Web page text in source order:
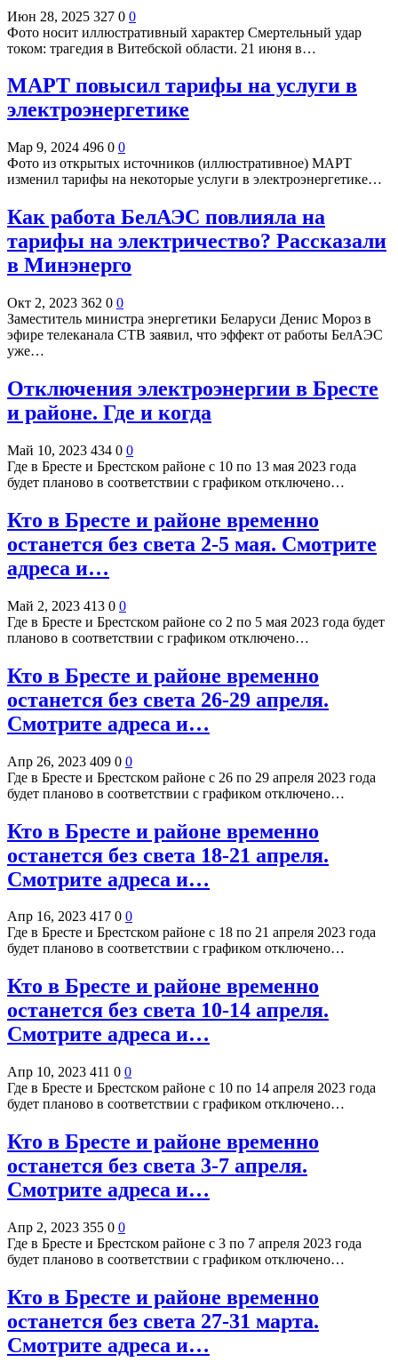
Июн 28, 2025 327 0 0
Фото носит иллюстративный характер Смертельный удар
током: трагедия в Витебской области. 21 июня в…
МАРТ повысил тарифы на услуги в
электроэнергетике
Мар 9, 2024 496 0 0
Фото из открытых источников (иллюстративное) МАРТ
изменил тарифы на некоторые услуги в электроэнергетике…
Как работа БелАЭС повлияла на
тарифы на электричество? Рассказали
в Минэнерго
Окт 2, 2023 362 0 0
Заместитель министра энергетики Беларуси Денис Мороз в
эфире телеканала СТВ заявил, что эффект от работы БелАЭС
уже…
Отключения электроэнергии в Бресте
и районе. Где и когда
Май 10, 2023 434 0 0
Где в Бресте и Брестском районе с 10 по 13 мая 2023 года
будет планово в соответствии с графиком отключено…
Кто в Бресте и районе временно
останется без света 2-5 мая. Смотрите
адреса и…
Май 2, 2023 413 0 0
Где в Бресте и Брестском районе со 2 по 5 мая 2023 года будет
планово в соответствии с графиком отключено…
Кто в Бресте и районе временно
останется без света 26-29 апреля.
Смотрите адреса и…
Апр 26, 2023 409 0 0
Где в Бресте и Брестском районе с 26 по 29 апреля 2023 года
будет планово в соответствии с графиком отключено…
Кто в Бресте и районе временно
останется без света 18-21 апреля.
Смотрите адреса и…
Апр 16, 2023 417 0 0
Где в Бресте и Брестском районе с 18 по 21 апреля 2023 года
будет планово в соответствии с графиком отключено…
Кто в Бресте и районе временно
останется без света 10-14 апреля.
Смотрите адреса и…
Апр 10, 2023 411 0 0
Где в Бресте и Брестском районе с 10 по 14 апреля 2023 года
будет планово в соответствии с графиком отключено…
Кто в Бресте и районе временно
останется без света 3-7 апреля.
Смотрите адреса и…
Апр 2, 2023 355 0 0
Где в Бресте и Брестском районе с 3 по 7 апреля 2023 года
будет планово в соответствии с графиком отключено…
Кто в Бресте и районе временно
останется без света 27-31 марта.
Смотрите адреса и…